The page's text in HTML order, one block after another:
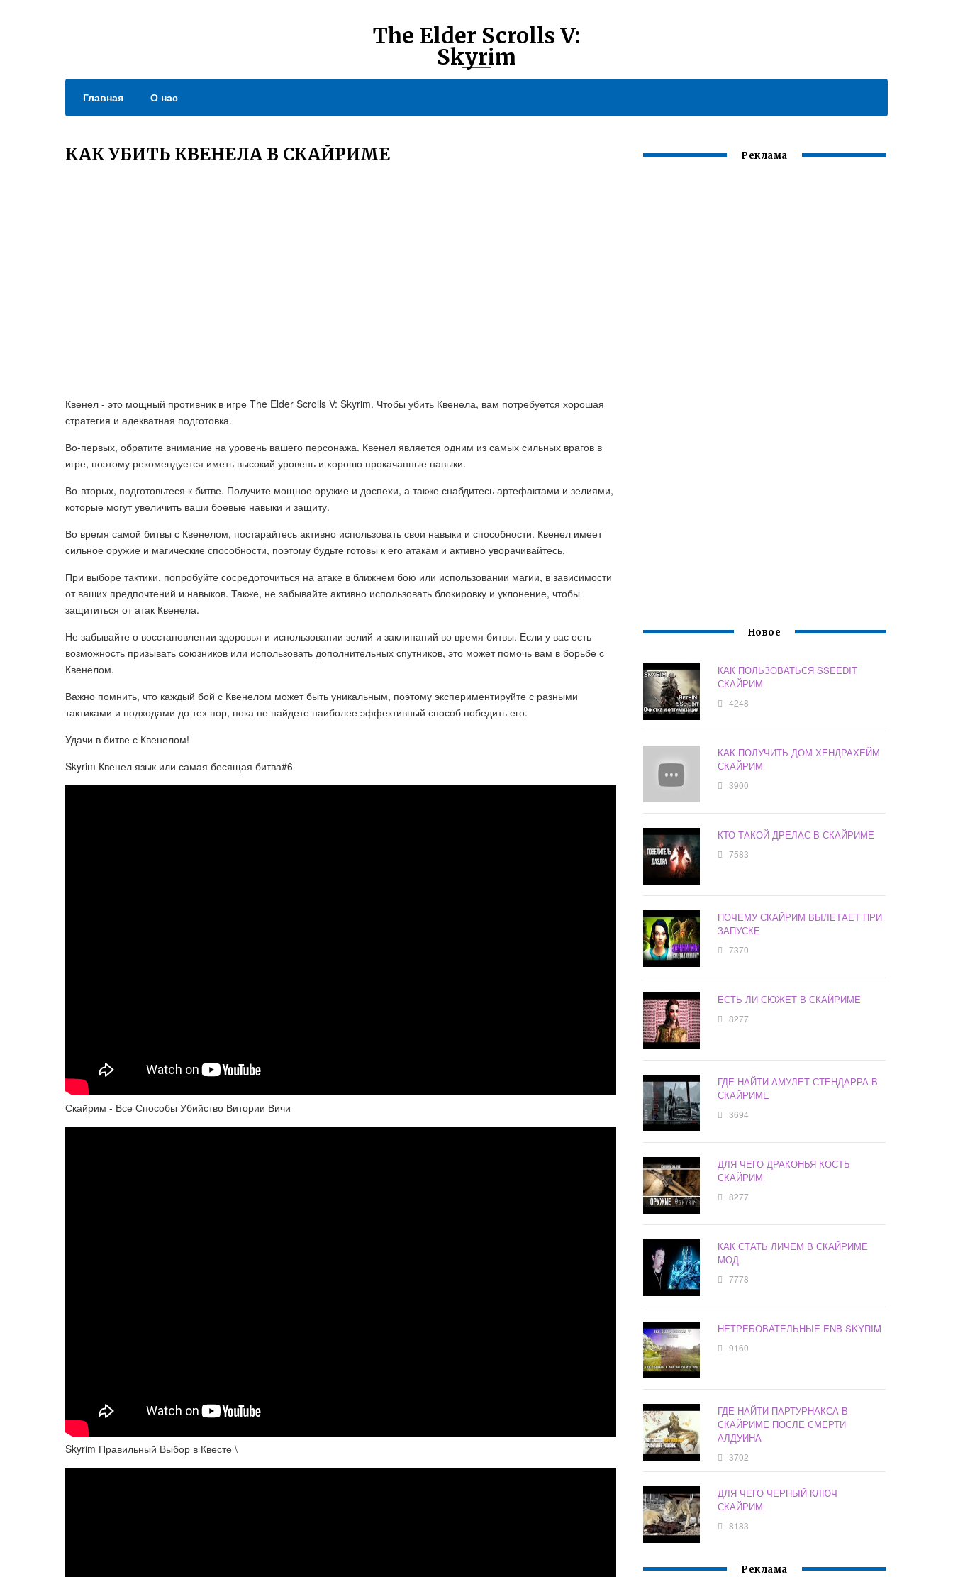
The Elder Scrolls V:
Skyrim
Главная О нас
КАК УБИТЬ КВЕНЕЛА В СКАЙРИМЕ
Квенел - это мощный противник в игре The Elder Scrolls V: Skyrim. Чтобы убить Квенела, вам потребуется хорошая
стратегия и адекватная подготовка.
Во-первых, обратите внимание на уровень вашего персонажа. Квенел является одним из самых сильных врагов в
игре, поэтому рекомендуется иметь высокий уровень и хорошо прокачанные навыки.
Во-вторых, подготовьтеся к битве. Получите мощное оружие и доспехи, а также снабдитесь артефактами и зелиями,
которые могут увеличить ваши боевые навыки и защиту.
Во время самой битвы с Квенелом, постарайтесь активно использовать свои навыки и способности. Квенел имеет
сильное оружие и магические способности, поэтому будьте готовы к его атакам и активно уворачивайтесь.
При выборе тактики, попробуйте сосредоточиться на атаке в ближнем бою или использовании магии, в зависимости
от ваших предпочтений и навыков. Также, не забывайте активно использовать блокировку и уклонение, чтобы
защититься от атак Квенела.
Не забывайте о восстановлении здоровья и использовании зелий и заклинаний во время битвы. Если у вас есть
возможность призывать союзников или использовать дополнительных спутников, это может помочь вам в борьбе с
Квенелом.
Важно помнить, что каждый бой с Квенелом может быть уникальным, поэтому экспериментируйте с разными
тактиками и подходами до тех пор, пока не найдете наиболее эффективный способ победить его.
Удачи в битве с Квенелом!
Skyrim Квенел язык или самая бесящая битва#6
Скайрим - Все Способы Убийство Витории Вичи
Skyrim Правильный Выбор в Квесте \
Реклама
Новое
КАК ПОЛЬЗОВАТЬСЯ SSEEDIT
СКАЙРИМ
4248
КАК ПОЛУЧИТЬ ДОМ ХЕНДРАХЕЙМ
СКАЙРИМ
3900
КТО ТАКОЙ ДРЕЛАС В СКАЙРИМЕ
7583
ПОЧЕМУ СКАЙРИМ ВЫЛЕТАЕТ ПРИ
ЗАПУСКЕ
7370
ЕСТЬ ЛИ СЮЖЕТ В СКАЙРИМЕ
8277
ГДЕ НАЙТИ АМУЛЕТ СТЕНДАРРА В
СКАЙРИМЕ
3694
ДЛЯ ЧЕГО ДРАКОНЬЯ КОСТЬ
СКАЙРИМ
8277
КАК СТАТЬ ЛИЧЕМ В СКАЙРИМЕ
МОД
7778
НЕТРЕБОВАТЕЛЬНЫЕ ENB SKYRIM
9160
ГДЕ НАЙТИ ПАРТУРНАКСА В
СКАЙРИМЕ ПОСЛЕ СМЕРТИ
АЛДУИНА
3702
ДЛЯ ЧЕГО ЧЕРНЫЙ КЛЮЧ
СКАЙРИМ
8183
Реклама